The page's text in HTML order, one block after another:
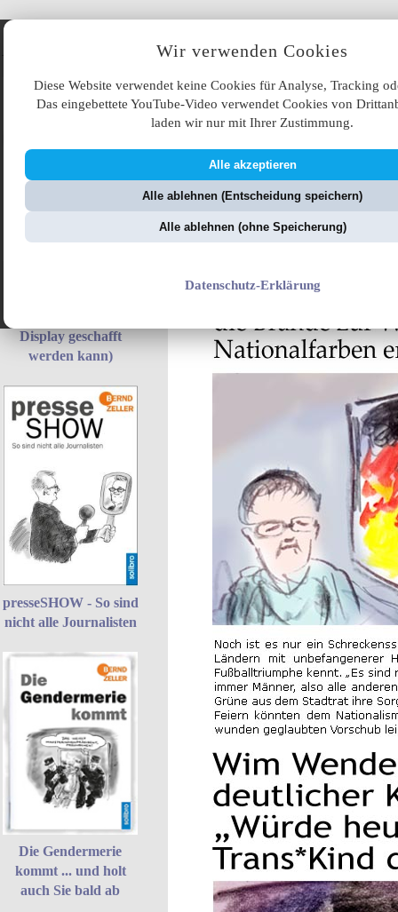
Wir verwenden Cookies
Diese Website verwendet keine Cookies für Analyse, Tracking
Das eingebettete YouTube-Video verwendet Cookies von
laden wir nur mit Ihrer Zustimmung.
Alle akzeptieren
Alle ablehnen (Entscheidung speichern)
Alle ablehnen (ohne Speicherung)
Datenschutz-Erklärung
Angebote
Display geschafft
werden kann)
presseSHOW - So sind
nicht alle Journalisten
Die Gendermerie
kommt ... und holt
auch Sie bald ab